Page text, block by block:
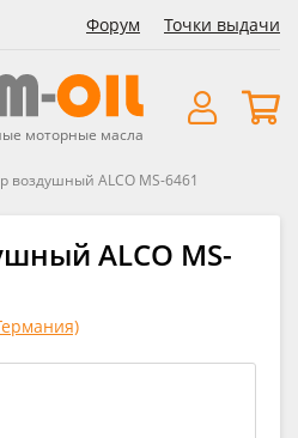
Форум Точки выдачи
моторные масла
воздушный ALCO MS-6461
ALCO MS-